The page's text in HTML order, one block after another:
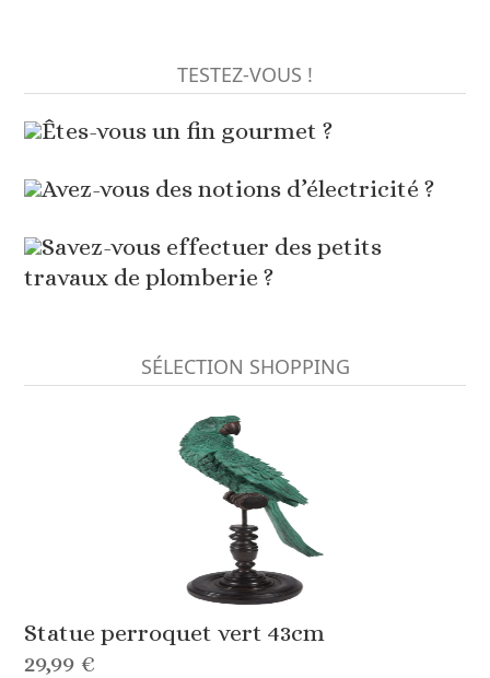
TESTEZ-VOUS !
Êtes-vous un fin gourmet ?
Avez-vous des notions d’électricité ?
Savez-vous effectuer des petits
travaux de plomberie ?
SÉLECTION SHOPPING
Statue perroquet vert 43cm
29,99 €